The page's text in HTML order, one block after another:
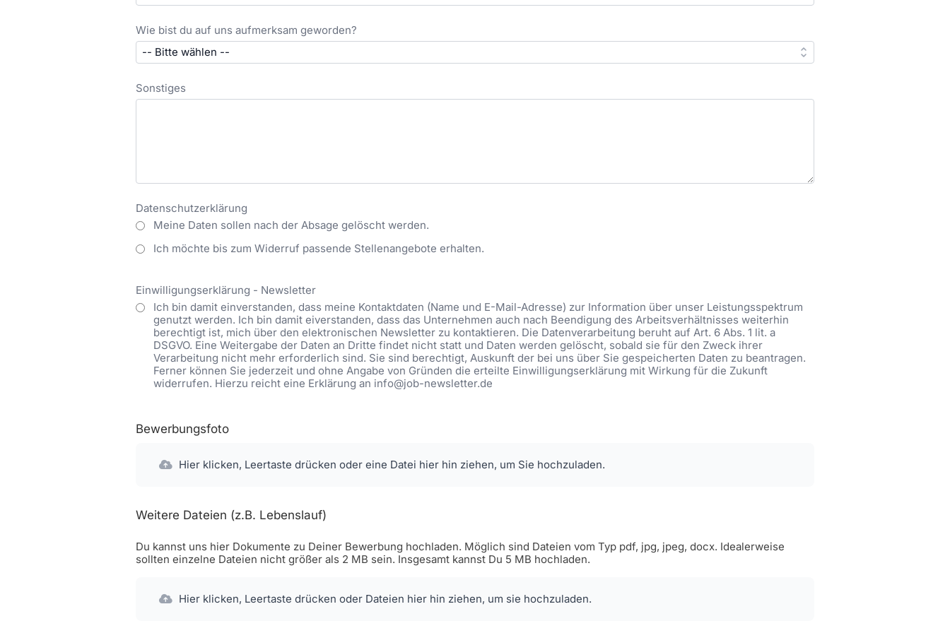
Wie bist du auf uns aufmerksam geworden?
Sonstiges
Datenschutzerklärung
Meine Daten sollen nach der Absage gelöscht werden.
Ich möchte bis zum Widerruf passende Stellenangebote erhalten.
Einwilligungserklärung - Newsletter
Ich bin damit einverstanden, dass meine Kontaktdaten (Name und E-Mail-Adresse) zur Information über unser Leistungsspektrum
genutzt werden. Ich bin damit eiverstanden, dass das Unternehmen auch nach Beendigung des Arbeitsverhältnisses weiterhin
berechtigt ist, mich über den elektronischen Newsletter zu kontaktieren. Die Datenverarbeitung beruht auf Art. 6 Abs. 1 lit. a
DSGVO. Eine Weitergabe der Daten an Dritte findet nicht statt und Daten werden gelöscht, sobald sie für den Zweck ihrer
Verarbeitung nicht mehr erforderlich sind. Sie sind berechtigt, Auskunft der bei uns über Sie gespeicherten Daten zu beantragen.
Ferner können Sie jederzeit und ohne Angabe von Gründen die erteilte Einwilligungserklärung mit Wirkung für die Zukunft
widerrufen. Hierzu reicht eine Erklärung an info@job-newsletter.de
Bewerbungsfoto
Hier klicken, Leertaste drücken oder eine Datei hier hin ziehen, um Sie hochzuladen.
Weitere Dateien (z.B. Lebenslauf)
Du kannst uns hier Dokumente zu Deiner Bewerbung hochladen. Möglich sind Dateien vom Typ pdf, jpg, jpeg, docx. Idealerweise
sollten einzelne Dateien nicht größer als 2 MB sein. Insgesamt kannst Du 5 MB hochladen.
Hier klicken, Leertaste drücken oder Dateien hier hin ziehen, um sie hochzuladen.